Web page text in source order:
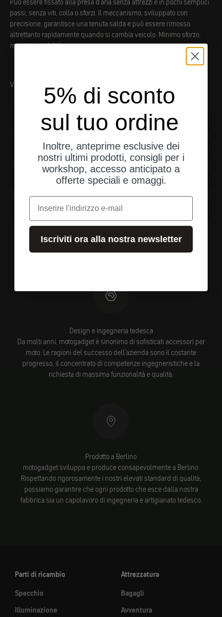
Può essere fissato alla presa d'aria senza attrezzi e in pochi semplici
passi, senza viti, colla o sforzi. Il meccanismo, sviluppato con
precisione, garantisce una tenuta salda e può essere rimosso
altrettanto rapidamente quando si cambia veicolo. Minimo sforzo,
massima stabilità.
Visualizza tutti
Bicicletta
CAYO
Perché motogadget?
Design e ingegneria tedesca
Da molti anni, motogadget è sinonimo di sofisticati accessori per
moto. Le ragioni del successo dell'azienda sono il costante
progresso, il concentrato di competenze ingegneristiche e la
richiesta di massima funzionalità e qualità.
Prodotto a Berlino
motogadget sviluppa e produce consapevolmente a Berlino.
Rispettando rigorosamente i nostri elevati standard di qualità,
possiamo garantire che ogni prodotto che esce dalla nostra
fabbrica sia un capolavoro di ingegneria e artigianato tedesco.
Parti di ricambio
Specchio
Illuminazione
Attrezzatura
Bagagli
Avventura
5% di sconto
sul tuo ordine
Inoltre, anteprime esclusive dei
nostri ultimi prodotti, consigli per i
workshop, accesso anticipato a
offerte speciali e omaggi.
e-mail
Iscriviti ora alla nostra newsletter